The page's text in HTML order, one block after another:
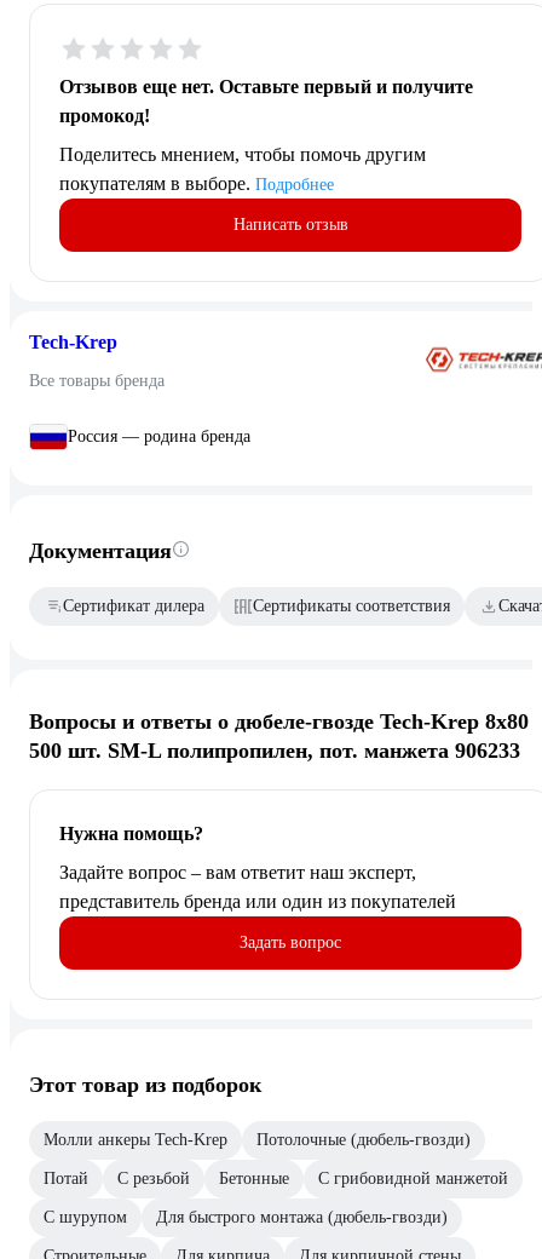
Отзывов еще нет. Оставьте первый и получите
промокод!
Поделитесь мнением, чтобы помочь другим
покупателям в выборе. Подробнее
Написать отзыв
Tech-Krep
Все товары бренда
Россия — родина бренда
Документация
Сертификат дилера Сертификаты соответствия
Вопросы и ответы о дюбеле-гвозде Tech-Krep 8x80
500 шт. SM-L полипропилен, пот. манжета 906233
Нужна помощь?
Задайте вопрос – вам ответит наш эксперт,
представитель бренда или один из покупателей
Задать вопрос
Этот товар из подборок
Молли анкеры Tech-Krep Потолочные (дюбель-гвозди)
Потай С резьбой Бетонные С грибовидной манжетой
С шурупом Для быстрого монтажа (дюбель-гвозди)